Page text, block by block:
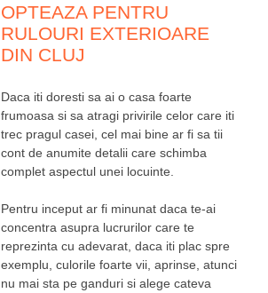
OPTEAZA PENTRU
RULOURI EXTERIOARE
DIN CLUJ
Daca iti doresti sa ai o casa foarte
frumoasa si sa atragi privirile celor care iti
trec pragul casei, cel mai bine ar fi sa tii
cont de anumite detalii care schimba
complet aspectul unei locuinte.
Pentru inceput ar fi minunat daca te-ai
concentra asupra lucrurilor care te
reprezinta cu adevarat, daca iti plac spre
exemplu, culorile foarte vii, aprinse, atunci
nu mai sta pe ganduri si alege cateva